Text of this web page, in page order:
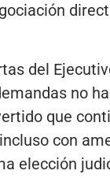
del
no
que
con
elección